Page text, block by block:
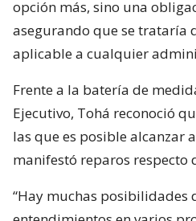
opción más, sino una
asegurando que se trataría
aplicable a cualquier
Frente a la batería de
Ejecutivo, Tohá reconoció
las que es posible alcanzar
manifestó reparos respecto
“Hay muchas posibilidades